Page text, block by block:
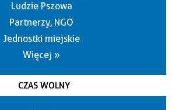
Ludzie Pszowa
Partnerzy, NGO
Jednostki miejskie
Więcej »
CZAS WOLNY